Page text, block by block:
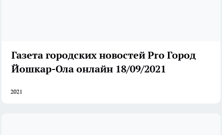
Газета городских новостей Pro Город
Йошкар-Ола онлайн 18/09/2021
2021